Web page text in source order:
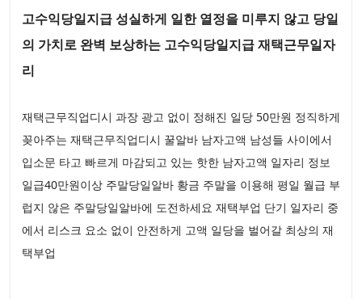
고수익당일지급 성실하게 일한 열정을 미루지 않고 당일
의 가치로 완벽 보상하는 고수익당일지급 재택근무일자
리
재택근무직업디시 과장 광고 없이 정해진 일당 50만원 정직하게
꽂아주는 재택근무직업디시 꿀알바 남자고액 남성들 사이에서
입소문 타고 빠르게 마감되고 있는 핫한 남자고액 일자리 정보
일급40만원이상 주말당일알바 황금 주말을 이용해 평일 월급 부
럽지 않은 주말당일알바에 도전하세요 재택부업 단기 일자리 중
에서 리스크 요소 없이 안전하게 고액 일당을 벌어갈 최상의 재
택부업